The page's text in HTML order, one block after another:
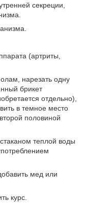
секреции,
(артриты,
нарезать одну
брикет
отдельно),
в темное место
половиной
теплой воды
мед или
курс.